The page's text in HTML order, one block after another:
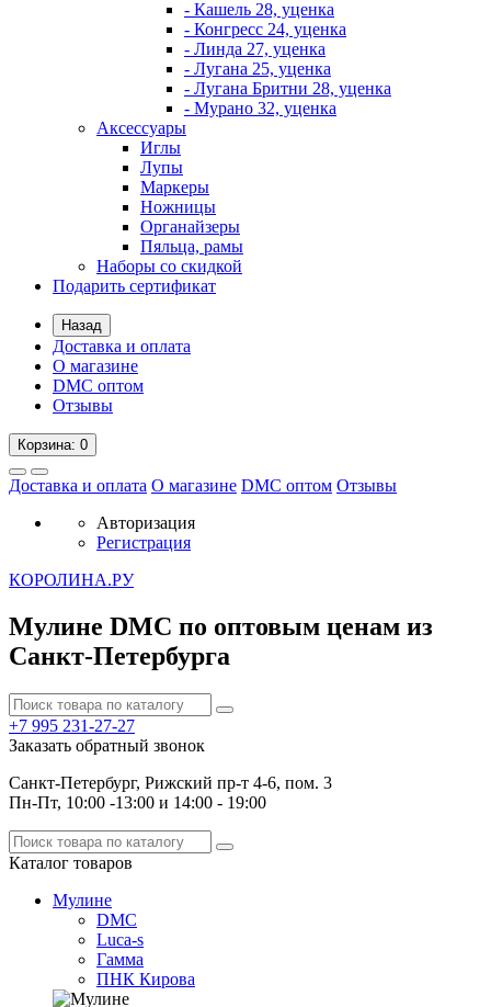
- Кашель 28, уценка
- Конгресс 24, уценка
- Линда 27, уценка
- Лугана 25, уценка
- Лугана Бритни 28, уценка
- Мурано 32, уценка
Аксессуары
Иглы
Лупы
Маркеры
Ножницы
Органайзеры
Пяльца, рамы
Наборы со скидкой
Подарить сертификат
Назад
Доставка и оплата
О магазине
DMC оптом
Отзывы
Корзина: 0
Доставка и оплата О магазине DMC оптом Отзывы
Авторизация
Регистрация
КОРОЛИНА.РУ
Мулине DMC по оптовым ценам из
Санкт-Петербурга
+7 995 231-27-27
Заказать обратный звонок
Санкт-Петербург, Рижский пр-т 4-6, пом. 3
Пн-Пт, 10:00 -13:00 и 14:00 - 19:00
Каталог товаров
Мулине
DMC
Luca-s
Гамма
ПНК Кирова